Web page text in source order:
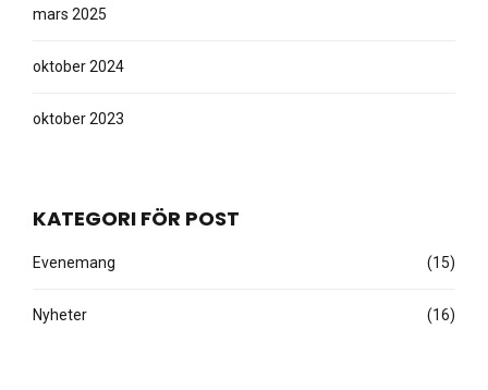
mars 2025
oktober 2024
oktober 2023
KATEGORI FÖR POST
Evenemang (15)
Nyheter (16)